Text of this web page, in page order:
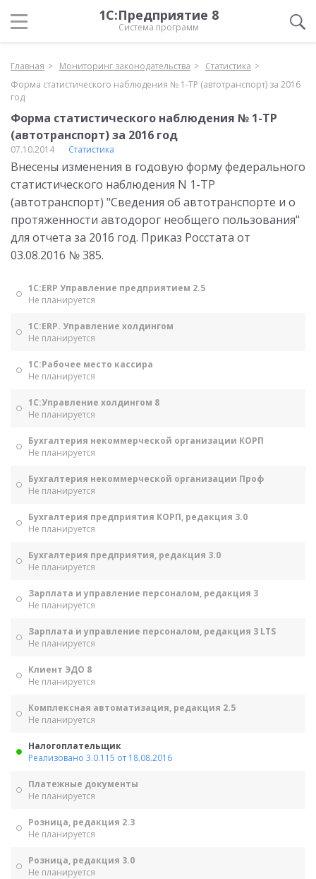
1С:Предприятие 8
Система программ
Главная Мониторинг законодательства
Статистика
Форма статистического наблюдения № 1-ТР (автотранспорт) за 2016
год
Форма статистического наблюдения № 1-ТР
(автотранспорт) за 2016 год
07.10.2014 Статистика
Внесены изменения в годовую форму федерального
статистического наблюдения N 1-ТР
(автотранспорт) "Сведения об автотранспорте и о
протяженности автодорог необщего пользования"
для отчета за 2016 год. Приказ Росстата от
03.08.2016 № 385.
1С:ERP Управление предприятием 2.5
Не планируется
1С:ERP. Управление холдингом
Не планируется
1С:Рабочее место кассира
Не планируется
1С:Управление холдингом 8
Не планируется
Бухгалтерия некоммерческой организации КОРП
Не планируется
Бухгалтерия некоммерческой организации Проф
Не планируется
Бухгалтерия предприятия КОРП, редакция 3.0
Не планируется
Бухгалтерия предприятия, редакция 3.0
Не планируется
Зарплата и управление персоналом, редакция 3
Не планируется
Зарплата и управление персоналом, редакция 3 LTS
Не планируется
Клиент ЭДО 8
Не планируется
Комплексная автоматизация, редакция 2.5
Не планируется
Налогоплательщик
Реализовано 3.0.115 от 18.08.2016
Платежные документы
Не планируется
Розница, редакция 2.3
Не планируется
Розница, редакция 3.0
Не планируется